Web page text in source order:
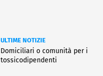
ULTIME NOTIZIE
Domiciliari o comunità per i
tossicodipendenti